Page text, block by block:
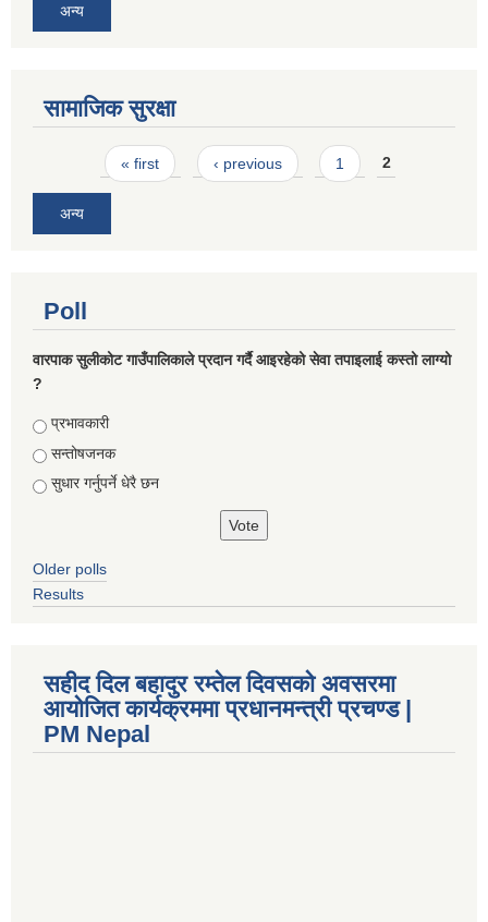
अन्य
सामाजिक सुरक्षा
Pages« first ‹ previous 1 2
अन्य
Poll
वारपाक सुलीकोट गाउँपालिकाले प्रदान गर्दै आइरहेको सेवा तपाइलाई कस्तो लाग्यो
?
Choices
प्रभावकारी
सन्तोषजनक
सुधार गर्नुपर्ने धेरै छन
Older polls
Results
सहीद दिल बहादुर रम्तेल दिवसको अवसरमा
आयोजित कार्यक्रममा प्रधानमन्त्री प्रचण्ड |
PM Nepal